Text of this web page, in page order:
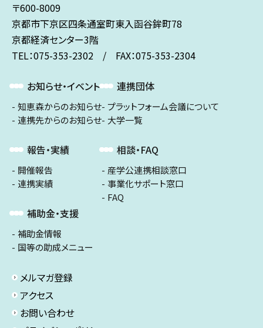
〒600-8009
京都市下京区四条通室町東入函谷鉾町78
京都経済センター3階
TEL：075-353-2302 / FAX：075-353-2304
お知らせ・イベント
知恵森からのお知らせ
連携先からのお知らせ
報告・実績
開催報告
連携実績
補助金・支援
補助金情報
国等の助成メニュー
連携団体
プラットフォーム会議について
大学一覧
相談・FAQ
産学公連携相談窓口
事業化サポート窓口
FAQ
メルマガ登録
アクセス
お問い合わせ